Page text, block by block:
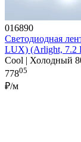
016890
Светодиодная
LUX) (Arlight, 7.2
Cool | Холодный
77805
₽/м